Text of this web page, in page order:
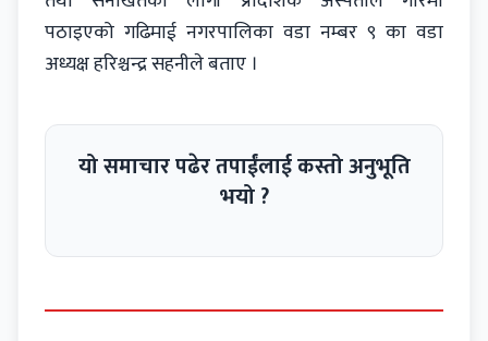
पठाइएको गढिमाई नगरपालिका वडा नम्बर ९ का वडा
अध्यक्ष हरिश्चन्द्र सहनीले बताए ।
यो समाचार पढेर तपाईंलाई कस्तो अनुभूति
भयो ?